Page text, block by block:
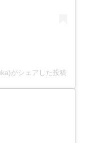
がシェアした投稿